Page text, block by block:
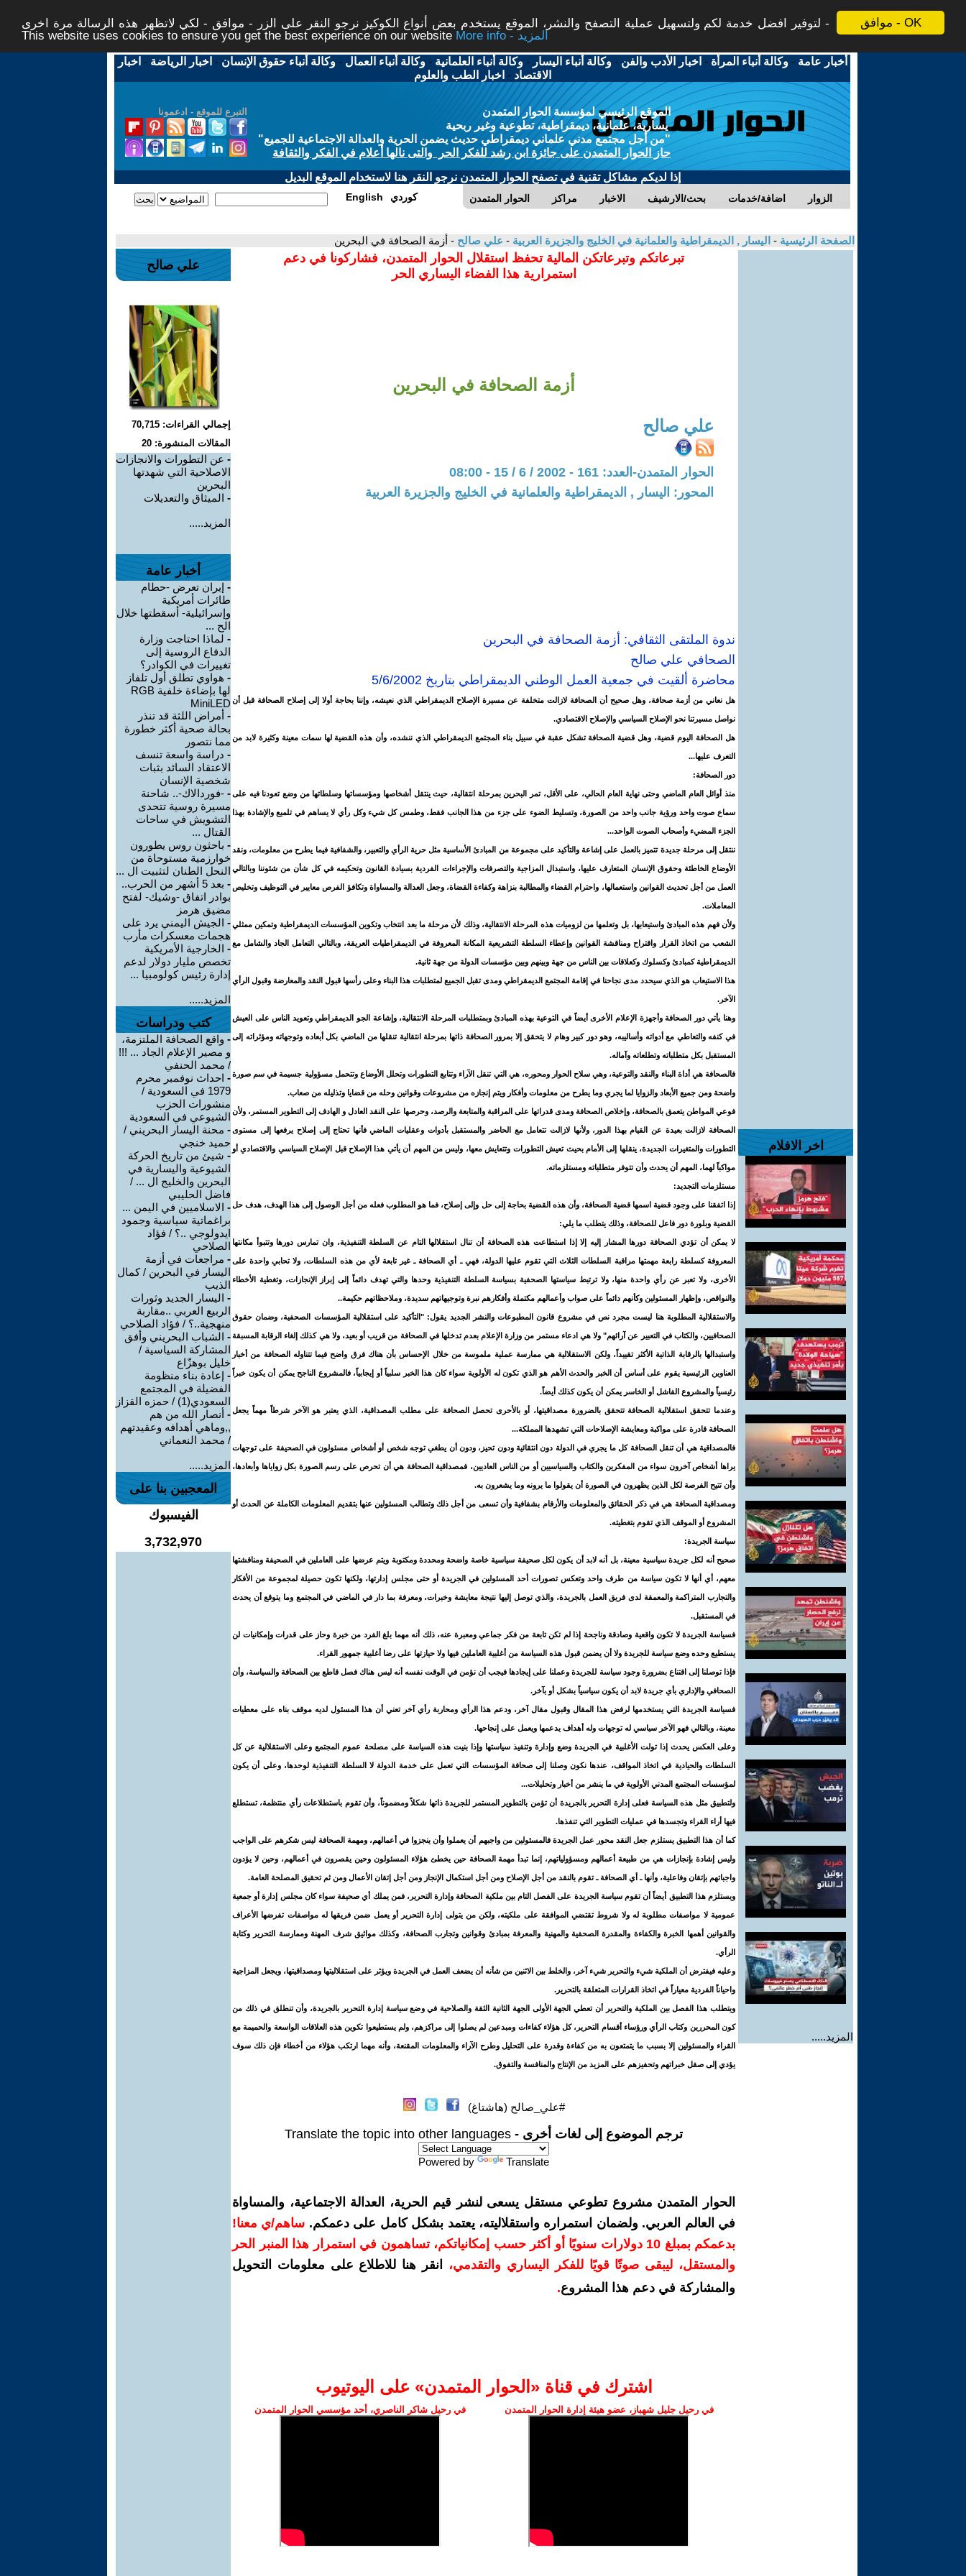
موافق - OK
لتوفير افضل خدمة لكم ولتسهيل عملية التصفح والنشر، الموقع يستخدم بعض أنواع الكوكيز نرجو النقر على الزر - موافق - لكي لاتظهر هذه الرسالة مرة اخرى -
This website uses cookies to ensure you get the best experience on our website
More info - المزيد
أخبار عامة -وكالة أنباء المرأة - اخبار الأدب والفن -وكالة أنباء اليسار -وكالة أنباء العلمانية -وكالة أنباء العمال -وكالة أنباء حقوق الإنسان - اخبار الرياضة - اخبار
الاقتصاد - اخبار الطب والعلوم
التبرع للموقع - ادعمونا
الموقع الرئيسي لمؤسسة الحوار المتمدن
يسارية، علمانية، ديمقراطية، تطوعية وغير ربحية
"من أجل مجتمع مدني علماني ديمقراطي حديث يضمن الحرية والعدالة الاجتماعية للجميع"
حاز الحوار المتمدن على جائزة ابن رشد للفكر الحر والتى نالها أعلام في الفكر والثقافة
إذا لديكم مشاكل تقنية في تصفح الحوار المتمدن نرجو النقر هنا لاستخدام الموقع البديل
الحوار المتمدن مراكز الاخبار بحث/الارشيف اضافة/خدمات الزوار English كوردي
الصفحة الرئيسية - اليسار , الديمقراطية والعلمانية في الخليج والجزيرة العربية - علي صالح - أزمة الصحافة في البحرين
اخر الافلام
المزيد.....
تبرعاتكم وتبرعاتكن المالية تحفظ استقلال الحوار المتمدن، فشاركونا في دعم
استمرارية هذا الفضاء اليساري الحر
أزمة الصحافة في البحرين
علي صالح
الحوار المتمدن-العدد: 161 - 2002 / 6 / 15 - 08:00
المحور: اليسار , الديمقراطية والعلمانية في الخليج والجزيرة العربية
ندوة الملتقى الثقافي: أزمة الصحافة في البحرين
الصحافي علي صالح
محاضرة ألقيت في جمعية العمل الوطني الديمقراطي بتاريخ 5/6/2002
هل نعاني من أزمة صحافة، وهل صحيح أن الصحافة لازالت متخلفة عن مسيرة الإصلاح الديمقراطي الذي نعيشه، وإننا بحاجة أولا إلى إصلاح الصحافة قبل أن
نواصل مسيرتنا نحو الإصلاح السياسي والإصلاح الاقتصادي.
هل الصحافة اليوم قضية، وهل قضية الصحافة تشكل عقبة في سبيل بناء المجتمع الديمقراطي الذي ننشده، وأن هذه القضية لها سمات معينة وكثيرة لابد من
التعرف عليها...
دور الصحافة:
منذ أوائل العام الماضي وحتى نهاية العام الحالي، على الأقل، تمر البحرين بمرحلة انتقالية، حيث ينتقل أشخاصها ومؤسساتها وسلطاتها من وضع تعودنا فيه على
سماع صوت واحد ورؤية جانب واحد من الصورة، وتسليط الضوء على جزء من هذا الجانب فقط، وطمس كل شيء وكل رأي لا يساهم في تلميع والإشادة بهذا
الجزء المضيء وأصحاب الصوت الواحد...
ننتقل إلى مرحلة جديدة تتميز بالعمل على إشاعة والتأكيد على مجموعة من المبادئ الأساسية مثل حرية الرأي والتعبير، والشفافية فيما يطرح من معلومات، ونقد
الأوضاع الخاطئة وحقوق الإنسان المتعارف عليها، واستبدال المزاجية والتصرفات والإجراءات الفردية بسيادة القانون وتحكيمه في كل شأن من شئوننا وبالتالي
العمل من أجل تحديث القوانين واستعمالها، واحترام القضاء والمطالبة بنزاهة وكفاءة القضاة، وجعل العدالة والمساواة وتكافؤ الفرص معايير في التوظيف وتخليص
المعاملات.
ولأن فهم هذه المبادئ واستيعابها، بل وتعلمها من لزوميات هذه المرحلة الانتقالية، وذلك لأن مرحلة ما بعد انتخاب وتكوين المؤسسات الديمقراطية وتمكين ممثلي
الشعب من اتخاذ القرار واقتراح ومناقشة القوانين وإعطاء السلطة التشريعية المكانة المعروفة في الديمقراطيات العريقة، وبالتالي التعامل الجاد والشامل مع
الديمقراطية كمبادئ وكسلوك وكعلاقات بين الناس من جهة وبينهم وبين مؤسسات الدولة من جهة ثانية.
هذا الاستيعاب هو الذي سيحدد مدى نجاحنا في إقامة المجتمع الديمقراطي ومدى تقبل الجميع لمتطلبات هذا البناء وعلى رأسها قبول النقد والمعارضة وقبول الرأي
الآخر.
وهنا يأتي دور الصحافة وأجهزة الإعلام الأخرى أيضاً في التوعية بهذه المبادئ وبمتطلبات المرحلة الانتقالية، وإشاعة الجو الديمقراطي وتعويد الناس على العيش
في كنفه والتعاطي مع أدواته وأساليبه، وهو دور كبير وهام لا يتحقق إلا بمرور الصحافة ذاتها بمرحلة انتقالية تنقلها من الماضي بكل أبعاده وتوجهاته ومؤثراته إلى
المستقبل بكل متطلباته وتطلعاته وآماله.
فالصحافة هي أداة البناء والنقد والتوعية، وهي سلاح الحوار ومحوره، هي التي تنقل الآراء وتتابع التطورات وتحلل الأوضاع وتتحمل مسؤولية جسيمة في سم صورة
واضحة ومن جميع الأبعاد والزوايا لما يجري وما يطرح من معلومات وأفكار ويتم إنجازه من مشروعات وقوانين وحله من قضايا وتذليله من صعاب.
فوعي المواطن يتعمق بالصحافة، وإخلاص الصحافة ومدى قدراتها على المراقبة والمتابعة والرصد، وحرصها على النقد العادل و الهادف إلى التطوير المستمر، ولأن
الصحافة لازالت بعيدة عن القيام بهذا الدور، ولأنها لازالت تتعامل مع الحاضر والمستقبل بأدوات وعقليات الماضي فأنها تحتاج إلى إصلاح يرفعها إلى مستوى
التطورات والمتغيرات الجديدة، ينقلها إلى الأمام بحيث تعيش التطورات وتتعايش معها، وليس من المهم أن يأتي هذا الإصلاح قبل الإصلاح السياسي والاقتصادي أو
مواكباً لهما، المهم أن يحدث وأن تتوفر متطلباته ومستلزماته.
مستلزمات التجديد:
إذا اتفقنا على وجود قضية اسمها قضية الصحافة، وأن هذه القضية بحاجة إلى حل وإلى إصلاح، فما هو المطلوب فعله من أجل الوصول إلى هذا الهدف، هدف حل
القضية وبلورة دور فاعل للصحافة، وذلك يتطلب ما يلي:
لا يمكن أن تؤدي الصحافة دورها المشار إليه إلا إذا استطاعت هذه الصحافة أن تنال استقلالها التام عن السلطة التنفيذية، وان تمارس دورها وتتبوأ مكانتها
المعروفة كسلطة رابعة مهمتها مراقبة السلطات الثلاث التي تقوم عليها الدولة، فهي ـ أي الصحافة ـ غير تابعة لأي من هذه السلطات، ولا تحابي واحدة على
الأخرى، ولا تعبر عن رأي واحدة منها، ولا ترتبط سياستها الصحفية بسياسة السلطة التنفيذية وحدها والتي تهدف دائماً إلى إبراز الإنجازات، وتغطية الأخطاء
والنواقص، وإظهار المسئولين وكأنهم دائماً على صواب وأعمالهم مكتملة وأفكارهم نبرة وتوجيهاتهم سديدة، وملاحظاتهم حكيمة..
والاستقلالية المطلوبة هنا ليست مجرد نص في مشروع قانون المطبوعات والنشر الجديد يقول: "التأكيد على استقلالية المؤسسات الصحفية، وضمان حقوق
الصحافيين، والكتاب في التعبير عن آرائهم" ولا هي ادعاء مستمر من وزارة الإعلام بعدم تدخلها في الصحافة من قريب أو بعيد، ولا هي كذلك إلغاء الرقابة المسبقة
واستبدالها بالرقابة الذاتية الأكثر تقييداً، ولكن الاستقلالية هي ممارسة عملية ملموسة من خلال الإحساس بأن هناك فرق واضح فيما تتناوله الصحافة من أخبار
العناوين الرئيسية يقوم على أساس أن الخبر والحدث الأهم هو الذي تكون له الأولوية سواء كان هذا الخبر سلبياً أو إيجابياً، فالمشروع الناجح يمكن أن يكون خبراً
رئيسياً والمشروع الفاشل أو الخاسر يمكن أن يكون كذلك أيضاً.
وعندما تتحقق استقلالية الصحافة تتحقق بالضرورة مصداقيتها، أو بالأحرى تحصل الصحافة على مطلب المصداقية، الذي يعتبر هو الآخر شرطاً مهماً يجعل
الصحافة قادرة على مواكبة ومعايشة الإصلاحات التي تشهدها المملكة...
فالمصداقية هي أن تنقل الصحافة كل ما يجري في الدولة دون انتقائية ودون تحيز، ودون أن يطغي توجه شخص أو أشخاص مسئولون في الصحيفة على توجهات
يراها أشخاص آخرون سواء من المفكرين والكتاب والسياسيين أو من الناس العاديين، فمصداقية الصحافة هي أن تحرص على رسم الصورة بكل زواياها وأبعادها،
وأن تتيح الفرصة لكل الذين يظهرون في الصورة أن يقولوا ما يرونه وما يشعرون به.
ومصداقية الصحافة هي في ذكر الحقائق والمعلومات والأرقام بشفافية وأن تسعى من أجل ذلك وتطالب المسئولين عنها بتقديم المعلومات الكاملة عن الحدث أو
المشروع أو الموقف الذي تقوم بتغطيته.
سياسة الجريدة:
صحيح أنه لكل جريدة سياسية معينة، بل أنه لابد أن يكون لكل صحيفة سياسية خاصة واضحة ومحددة ومكتوبة ويتم عرضها على العاملين في الصحيفة ومناقشتها
معهم، أي أنها لا تكون سياسة من طرف واحد وتعكس تصورات أحد المسئولين في الجريدة أو حتى مجلس إدارتها، ولكنها تكون حصيلة لمجموعة من الأفكار
والتجارب المتراكمة والمعمقة لدى فريق العمل بالجريدة، والذي توصل إليها نتيجة معايشة وخبرات، ومعرفة بما دار في الماضي في المجتمع وما يتوقع أن يحدث
في المستقبل.
فسياسة الجريدة لا تكون واقعية وصادقة وناجحة إذا لم تكن تابعة من فكر جماعي ومعبرة عنه، ذلك أنه مهما بلغ الفرد من خبرة وحاز على قدرات وإمكانيات لن
يستطيع وحده وضع سياسة للجريدة ولا أن يضمن قبول هذه السياسة من أغلبية العاملين فيها ولا حيازتها على رضا أغلبية جمهور القراء.
فإذا توصلنا إلى اقتناع بضرورة وجود سياسة للجريدة وعملنا على إيجادها فيجب أن نؤمن في الوقت نفسه أنه ليس هناك فصل قاطع بين الصحافة والسياسة، وأن
الصحافي والإداري بأي جريدة لابد أن يكون سياسياً بشكل أو بآخر.
فسياسة الجريدة التي يستخدمها لرفض هذا المقال وقبول مقال آخر، ودعم هذا الرأي ومحاربة رأي آخر تعني أن هذا المسئول لديه موقف بناه على معطيات
معينة، وبالتالي فهو الآخر سياسي له توجهات وله أهداف يدعمها ويعمل على إنجاحها.
وعلى العكس يحدث إذا تولت الأغلبية في الجريدة وضع وإدارة وتنفيذ سياستها وإذا بنيت هذه السياسة على مصلحة عموم المجتمع وعلى الاستقلالية عن كل
السلطات والحيادية في اتخاذ المواقف، عندها نكون وصلنا إلى صحافة المؤسسات التي تعمل على خدمة الدولة لا السلطة التنفيذية لوحدها، وعلى أن يكون
لمؤسسات المجتمع المدني الأولوية في ما ينشر من أخبار وتحليلات...
ولتطبيق مثل هذه السياسة فعلى إدارة التحرير بالجريدة أن تؤمن بالتطوير المستمر للجريدة ذاتها شكلاً ومضموناً، وأن تقوم باستطلاعات رأي منتظمة، تستطلع
فيها أراء القراء وتجسدها في عمليات التطوير التي تنفذها.
كما أن هذا التطبيق يستلزم جعل النقد محور عمل الجريدة فالمسئولين من واجبهم أن يعملوا وأن ينجزوا في أعمالهم، ومهمة الصحافة ليس شكرهم على الواجب
وليس إشادة بإنجازات هي من طبيعة أعمالهم ومسؤولياتهم، إنما تبدأ مهمة الصحافة حين يخطئ هؤلاء المسئولون وحين يقصرون في أعمالهم، وحين لا يؤدون
واجباتهم بإتقان وفاعلية، وأنها ـ أي الصحافة ـ تقوم بالنقد من أجل الإصلاح ومن أجل استكمال الإنجاز ومن أجل إتقان الأعمال ومن ثم تحقيق المصلحة العامة.
ويستلزم هذا التطبيق أيضاً أن تقوم سياسة الجريدة على الفصل التام بين ملكية الصحافة وإدارة التحرير، فمن يملك أي صحيفة سواء كان مجلس إدارة أو جمعية
عمومية لا مواصفات مطلوبة له ولا شروط تقتضي الموافقة على ملكيته، ولكن من يتولى إدارة التحرير أو يعمل ضمن فريقها له مواصفات تفرضها الأعراف
والقوانين أهمها الخبرة والكفاءة والمقدرة الصحفية والمهنية والمعرفة بمبادئ وقوانين وتجارب الصحافة، وكذلك مواثيق شرف المهنة وممارسة التحرير وكتابة
الرأي.
وعليه فيفترض أن الملكية شيء والتحرير شيء آخر، والخلط بين الاثنين من شأنه أن يضعف العمل في الجريدة ويؤثر على استقلاليتها ومصداقيتها، ويجعل المزاجية
واحياناً الفردية معياراً في اتخاذ القرارات المتعلقة بالتحرير.
ويتطلب هذا الفصل بين الملكية والتحرير أن تعطي الجهة الأولى الجهة الثانية الثقة والصلاحية في وضع سياسة إدارة التحرير بالجريدة، وأن تنطلق في ذلك من
كون المحررين وكتاب الرأي ورؤساء أقسام التحرير، كل هؤلاء كفاءات ومبدعين لم يصلوا إلى مراكزهم، ولم يستطيعوا تكوين هذه العلاقات الواسعة والحميمة مع
القراء والمسئولين إلا بسبب ما يتمتعون به من كفاءة وقدرة على التحليل وطرح الآراء والمعلومات المقنعة، وأنه مهما ارتكب هؤلاء من أخطاء فإن ذلك سوف
يؤدي إلى صقل خبراتهم وتحفيزهم على المزيد من الإنتاج والمنافسة والتفوق.
#علي_صالح (هاشتاغ)
ترجم الموضوع إلى لغات أخرى - Translate the topic into other languages
Powered by Translate
الحوار المتمدن مشروع تطوعي مستقل يسعى لنشر قيم الحرية، العدالة الاجتماعية، والمساواة
في العالم العربي. ولضمان استمراره واستقلاليته، يعتمد بشكل كامل على دعمكم. ساهم/ي معنا!
بدعمكم بمبلغ 10 دولارات سنويًا أو أكثر حسب إمكانياتكم، تساهمون في استمرار هذا المنبر الحر
والمستقل، ليبقى صوتًا قويًا للفكر اليساري والتقدمي،
انقر هنا للاطلاع على معلومات التحويل
والمشاركة في دعم هذا المشروع.
اشترك في قناة ‫«الحوار المتمدن» على اليوتيوب
في رحيل جليل شهباز، عضو هيئة إدارة الحوار المتمدن في رحيل شاكر الناصري، أحد مؤسسي الحوار المتمدن
علي صالح
إجمالي القراءات: 70,715
المقالات المنشورة: 20
- عن التطورات والانجازات
الاصلاحية التي شهدتها
البحرين
- الميثاق والتعديلات
المزيد.....
أخبار عامة
- إيران تعرض -حطام
طائرات أمريكية
وإسرائيلية- أسقطتها خلال
الح ...
- لماذا احتاجت وزارة
الدفاع الروسية إلى
تغييرات في الكوادر؟
- هواوي تطلق أول تلفاز
لها بإضاءة خلفية RGB
MiniLED
- أمراض اللثة قد تنذر
بحالة صحية أكثر خطورة
مما نتصور
- دراسة واسعة تنسف
الاعتقاد السائد بثبات
شخصية الإنسان
- -فوردالاك-.. شاحنة
مسيرة روسية تتحدى
التشويش في ساحات
القتال ...
- باحثون روس يطورون
خوارزمية مستوحاة من
النحل الطنان لتثبيت ال ...
-
بعد 5 أشهر من الحرب..
بوادر اتفاق -وشيك- لفتح
مضيق هرمز
- الجيش اليمني يرد على
هجمات معسكرات مأرب
- الخارجية الأمريكية
تخصص مليار دولار لدعم
إدارة رئيس كولومبيا ...
المزيد.....
كتب ودراسات
- واقع الصحافة الملتزمة،
و مصير الإعلام الجاد ... !!!
/ محمد الحنفي
- احداث نوفمبر محرم
1979 في السعودية /
منشورات الحزب
الشيوعي في السعودية
- محنة اليسار البحريني /
حميد خنجي
- شيئ من تاريخ الحركة
الشيوعية واليسارية في
البحرين والخليج ال ... /
فاضل الحليبي
- الاسلاميين في اليمن ...
براغماتية سياسية وجمود
ايدولوجي ..؟ / فؤاد
الصلاحي
- مراجعات في أزمة
اليسار في البحرين / كمال
الذيب
- اليسار الجديد وثورات
الربيع العربي ..مقاربة
منهجية..؟ / فؤاد الصلاحي
- الشباب البحريني وأفق
المشاركة السياسية /
خليل بوهزّاع
- إعادة بناء منظومة
الفضيلة في المجتمع
السعودي(1) / حمزه القزاز
- أنصار الله من هم
,,وماهي أهدافه وعقيدتهم
/ محمد النعماني
المزيد.....
المعجبين بنا على
الفيسبوك
3,732,970